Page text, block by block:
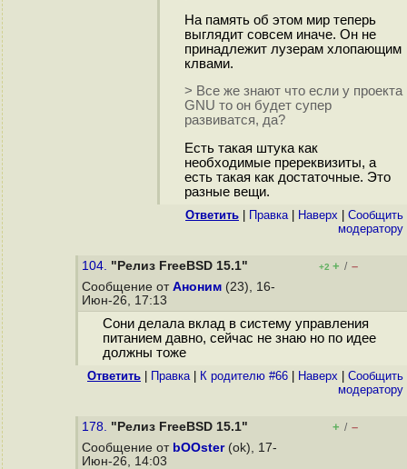
На память об этом мир теперь
выглядит совсем иначе. Он не
принадлежит лузерам хлопающим
клвами.
> Все же знают что если у проекта
GNU то он будет супер
развиватся, да?
Есть такая штука как
необходимые пререквизиты, а
есть такая как достаточные. Это
разные вещи.
Ответить Правка| Наверх
Cообщить
модератору
104. "Релиз FreeBSD 15.1" +2 + / –
Сообщение от Аноним (23), 16-
Июн-26, 17:13
Сони делала вклад в систему управления
питанием давно, сейчас не знаю но по идее
должны тоже
Ответить Правка| К родителю #66 Наверх
Cообщить
модератору
178. "Релиз FreeBSD 15.1" + / –
Сообщение от bOOster(ok), 17-
Июн-26, 14:03